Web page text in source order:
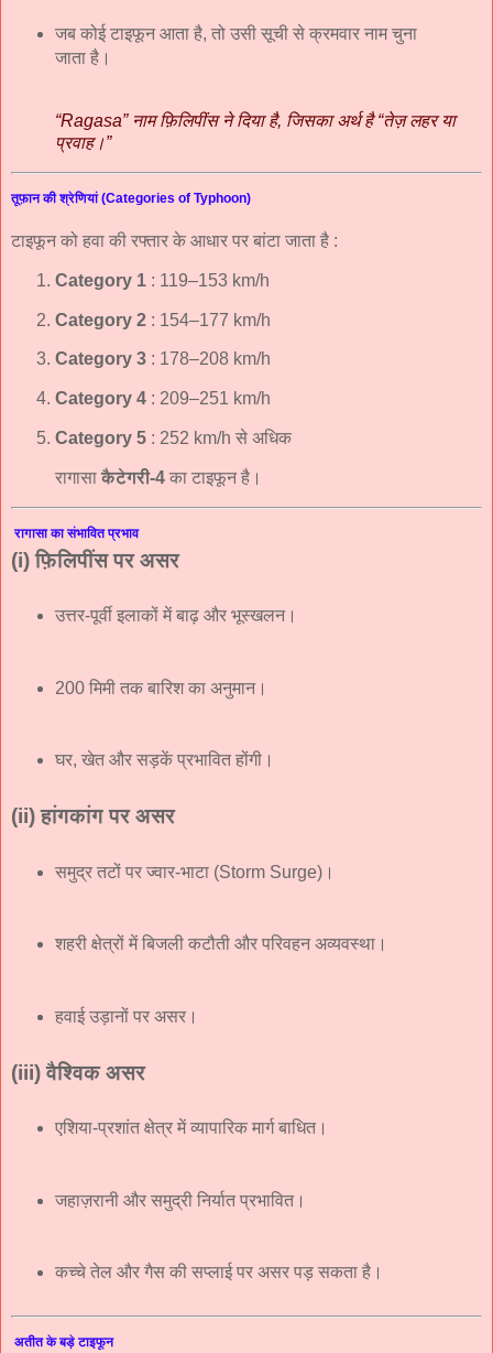
जब कोई टाइफून आता है, तो उसी सूची से क्रमवार नाम चुना
जाता है।
“Ragasa” नाम फ़िलिपींस ने दिया है, जिसका अर्थ है “तेज़ लहर या
प्रवाह।”
तूफ़ान की श्रेणियां (Categories of Typhoon)
टाइफून को हवा की रफ्तार के आधार पर बांटा जाता है :
Category 1 : 119–153 km/h
Category 2 : 154–177 km/h
Category 3 : 178–208 km/h
Category 4 : 209–251 km/h
Category 5 : 252 km/h से अधिक
रागासाकैटेगरी-4 का टाइफून है।
रागासा का संभावित प्रभाव
(i)फ़िलिपींस पर असर
उत्तर-पूर्वी इलाकों में बाढ़ और भूस्खलन।
200 मिमी तक बारिश का अनुमान।
घर, खेत और सड़कें प्रभावित होंगी।
(ii)हांगकांग पर असर
समुद्र तटों पर ज्वार-भाटा (Storm Surge)।
शहरी क्षेत्रों में बिजली कटौती और परिवहन अव्यवस्था।
हवाई उड़ानों पर असर।
(iii)वैश्विक असर
एशिया-प्रशांत क्षेत्र में व्यापारिक मार्ग बाधित।
जहाज़रानी और समुद्री निर्यात प्रभावित।
कच्चे तेल और गैस की सप्लाई पर असर पड़ सकता है।
अतीत के बड़े टाइफून